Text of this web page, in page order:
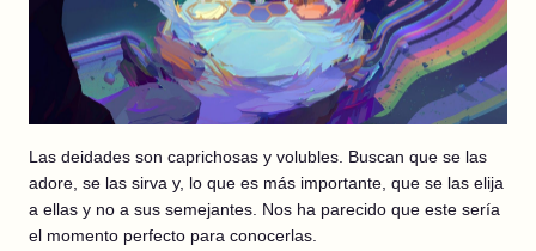
Las deidades son caprichosas y volubles. Buscan que se las
adore, se las sirva y, lo que es más importante, que se las elija
a ellas y no a sus semejantes. Nos ha parecido que este sería
el momento perfecto para conocerlas.